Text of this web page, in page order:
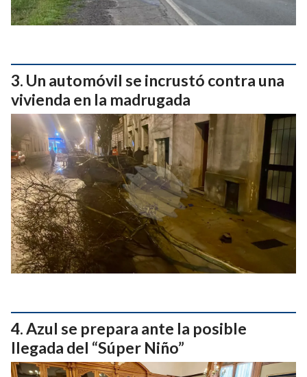
Un automóvil se incrustó contra una
vivienda en la madrugada
Azul se prepara ante la posible
llegada del “Súper Niño”